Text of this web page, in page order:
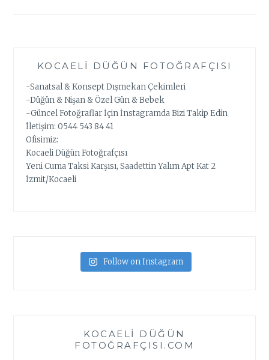
KOCAELI DÜĞÜN FOTOĞRAFÇISI
-Sanatsal & Konsept Dışmekan Çekimleri
-Düğün & Nişan & Özel Gün & Bebek
-Güncel Fotoğraflar İçin İnstagramda Bizi Takip Edin
İletişim: 0544 543 84 41
Ofisimiz:
Kocaeli Düğün Fotoğrafçısı
Yeni Cuma Taksi Karşısı, Saadettin Yalım Apt Kat 2
İzmit/Kocaeli
Follow on Instagram
KOCAELI DÜĞÜN
FOTOĞRAFÇISI.COM